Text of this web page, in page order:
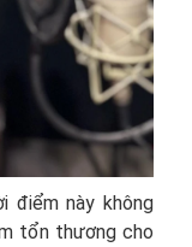
điểm này không
tổn thương cho